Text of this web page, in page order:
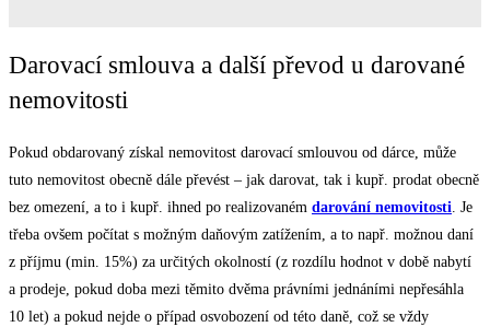
Darovací smlouva a další převod u darované
nemovitosti
Pokud obdarovaný získal nemovitost darovací smlouvou od dárce, může
tuto nemovitost obecně dále převést – jak darovat, tak i kupř. prodat obecně
bez omezení, a to i kupř. ihned po realizovaném darování nemovitosti. Je
třeba ovšem počítat s možným daňovým zatížením, a to např. možnou daní
z příjmu (min. 15%) za určitých okolností (z rozdílu hodnot v době nabytí
a prodeje, pokud doba mezi těmito dvěma právními jednáními nepřesáhla
10 let) a pokud nejde o případ osvobození od této daně, což se vždy